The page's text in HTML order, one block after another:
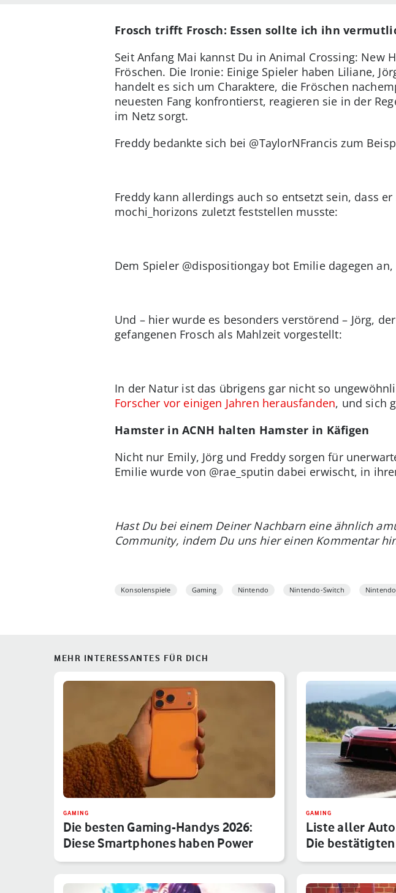
Frosch trifft Frosch: Essen sollte ich ihn
Seit Anfang Mai kannst Du in Animal Crossing: New
Fröschen. Die Ironie: Einige Spieler haben Liliane,
handelt es sich um Charaktere, die Fröschen
neuesten Fang konfrontierst, reagieren sie in der
im Netz sorgt.
Freddy bedankte sich bei @TaylorNFrancis zum
Freddy kann allerdings auch so entsetzt sein, dass
mochi_horizons zuletzt feststellen musste:
Dem Spieler @dispositiongay bot Emilie dagegen
Und – hier wurde es besonders verstörend – Jörg,
gefangenen Frosch als Mahlzeit vorgestellt:
In der Natur ist das übrigens gar nicht so
Forscher vor einigen Jahren herausfanden, und sich
Hamster in ACNH halten Hamster in Käfigen
Nicht nur Emily, Jörg und Freddy sorgen für
Emilie wurde von @rae_sputin dabei erwischt, in
Hast Du bei einem Deiner Nachbarn eine ähnlich
Community, indem Du uns hier einen Kommentar
Konsolenspiele Gaming Nintendo Nintendo-Switch
MEHR INTERESSANTES FÜR DICH
GAMING
Die besten Gaming-Handys 2026:
Diese Smartphones haben Power
GAMING
Liste aller
Die